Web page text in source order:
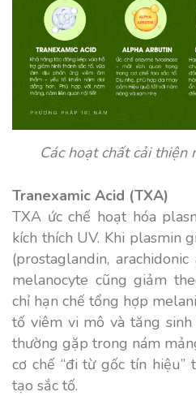
Các hoạt chất cải thiện
Tranexamic Acid (TXA)
TXA ức chế hoạt hóa
kích thích UV. Khi plasmin
(prostaglandin,
melanocyte cũng giảm
chỉ hạn chế tổng hợp
tố viêm vi mô và tăng
thường gặp trong nám
cơ chế “đi từ gốc tín hiệu”
tạo sắc tố.